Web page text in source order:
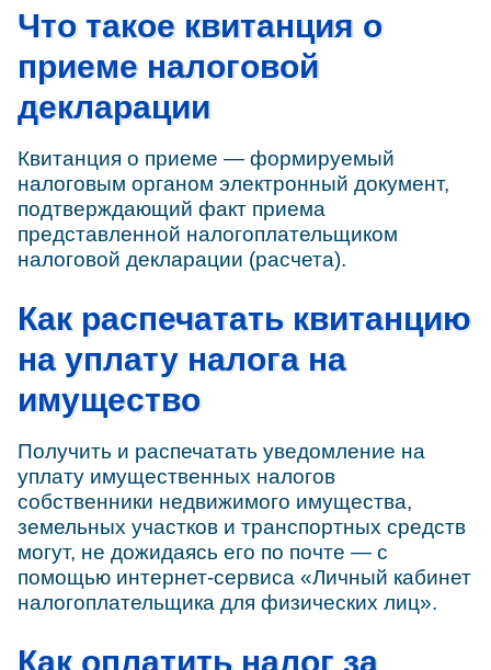
Что такое квитанция о
приеме налоговой
декларации
Квитанция о приеме — формируемый
налоговым органом электронный документ,
подтверждающий факт приема
представленной налогоплательщиком
налоговой декларации (расчета).
Как распечатать квитанцию
на уплату налога на
имущество
Получить и распечатать уведомление на
уплату имущественных налогов
собственники недвижимого имущества,
земельных участков и транспортных средств
могут, не дожидаясь его по почте — с
помощью интернет-сервиса «Личный кабинет
налогоплательщика для физических лиц».
Как оплатить налог за